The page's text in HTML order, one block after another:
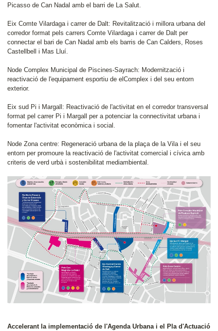
Picasso de Can Nadal amb el barri de La Salut.
Eix Comte Vilardaga i carrer de Dalt: Revitalització i millora urbana del
corredor format pels carrers Comte Vilardaga i carrer de Dalt per
connectar el bari de Can Nadal amb els barris de Can Calders, Roses
Castellbell i Mas Lluí.
Node Complex Municipal de Piscines-Sayrach: Modernització i
reactivació de l'equipament esportiu de elComplex i del seu entorn
exterior.
Eix sud Pi i Margall: Reactivació de l'activitat en el corredor transversal
format pel carrer Pi i Margall per a potenciar la connectivitat urbana i
fomentar l'activitat econòmica i social.
Node Zona centre: Regeneració urbana de la plaça de la Vila i el seu
entorn per promoure la reactivació de l'activitat comercial i cívica amb
criteris de verd urbà i sostenibilitat mediambiental.
Accelerant la implementació de l'Agenda Urbana i el Pla d'Actuació